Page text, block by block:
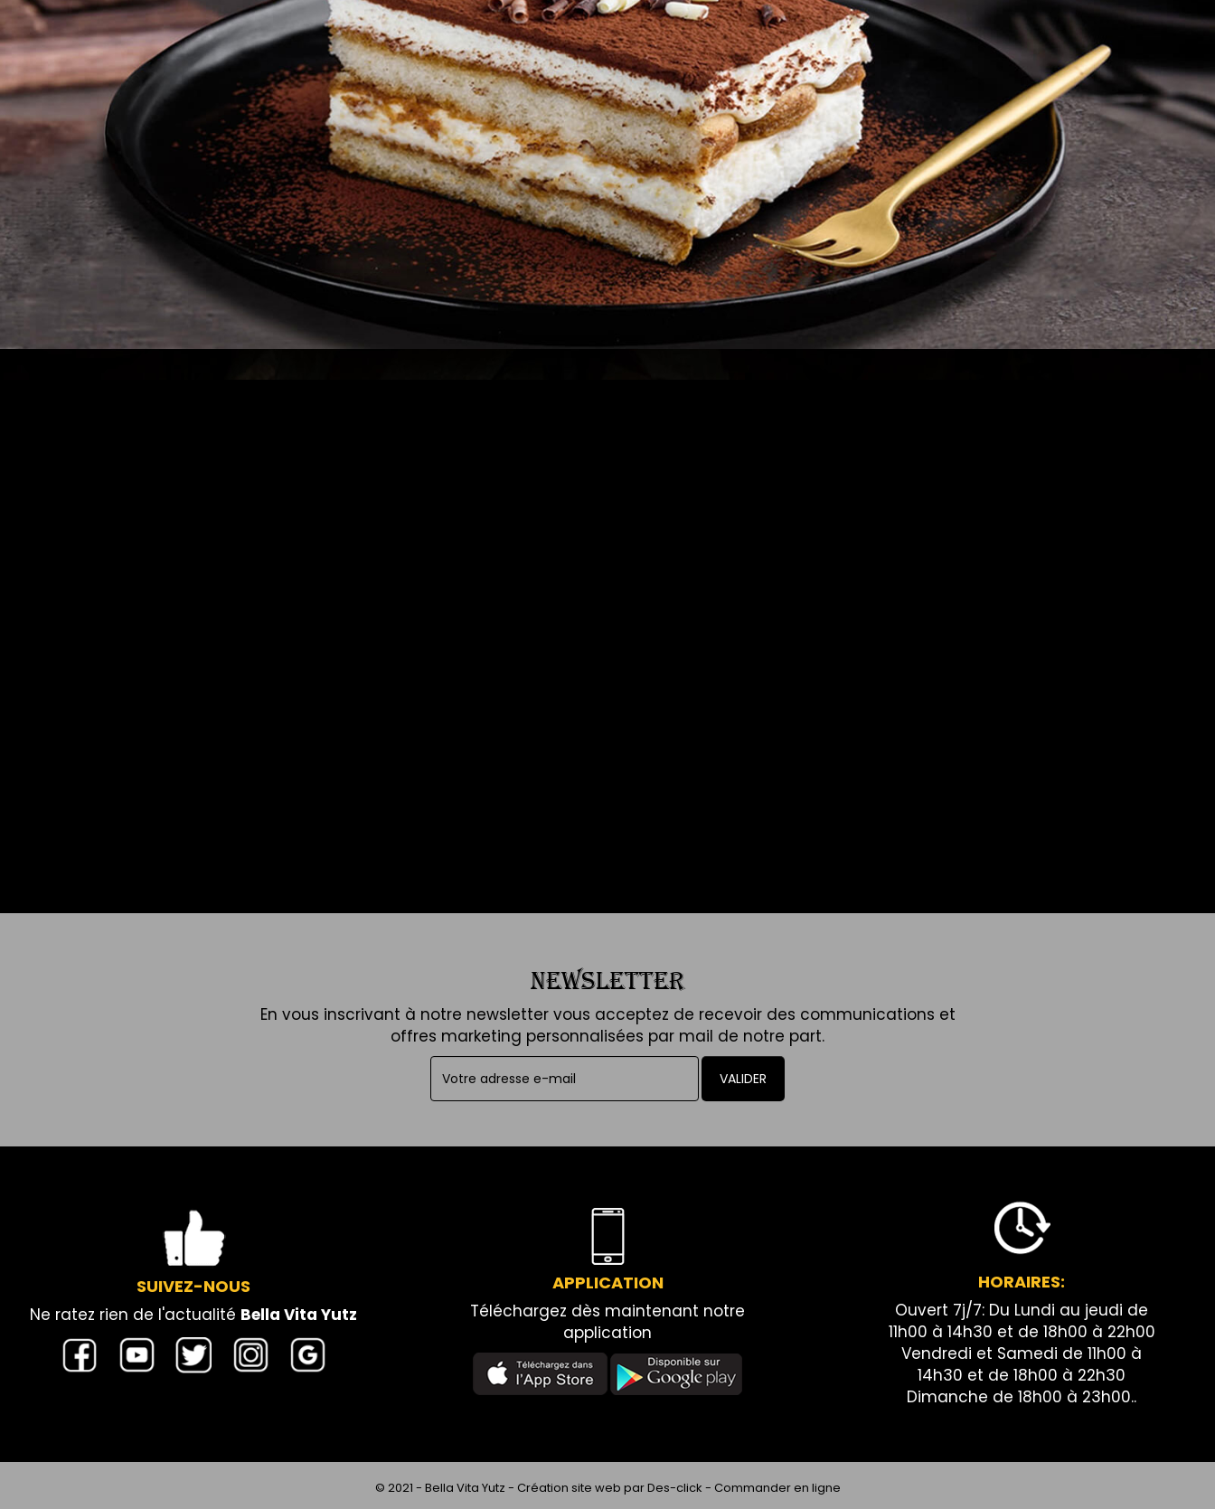
NEWSLETTER
En vous inscrivant à notre newsletter vous acceptez de recevoir des communications et
offres marketing personnalisées par mail de notre part.
VALIDER
SUIVEZ-NOUS
Ne ratez rien de l'actualité Bella Vita Yutz
APPLICATION
Téléchargez dès maintenant notre
application
HORAIRES:
Ouvert 7j/7: Du Lundi au jeudi de
11h00 à 14h30 et de 18h00 à 22h00
Vendredi et Samedi de 11h00 à
14h30 et de 18h00 à 22h30
Dimanche de 18h00 à 23h00..
© 2021 - Bella Vita Yutz - Création site web parDes-click - Commander en ligne